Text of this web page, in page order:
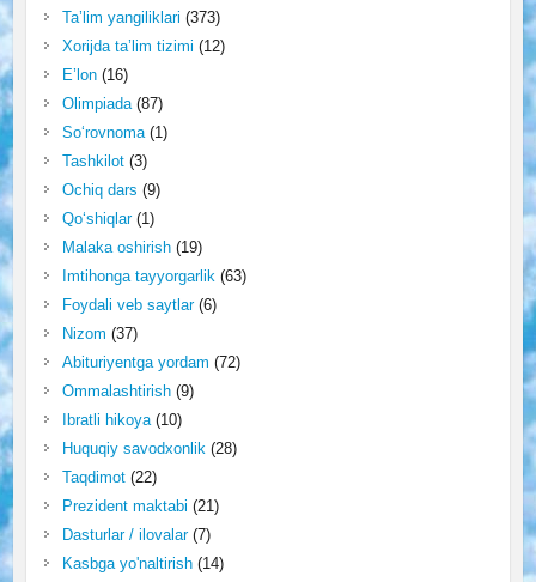
Ta’lim yangiliklari (373)
Xorijda ta’lim tizimi (12)
E’lon(16)
Olimpiada(87)
So‘rovnoma(1)
Tashkilot(3)
Ochiq dars (9)
Qo‘shiqlar(1)
Malaka oshirish(19)
Imtihonga tayyorgarlik(63)
Foydali veb saytlar(6)
Nizom (37)
Abituriyentga yordam (72)
Ommalashtirish(9)
Ibratli hikoya(10)
Huquqiy savodxonlik(28)
Taqdimot(22)
Prezident maktabi (21)
Dasturlar / ilovalar(7)
Kasbga yo'naltirish(14)